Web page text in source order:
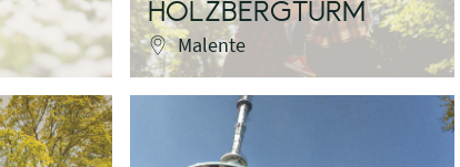
HOLZBERGTURM
Malente